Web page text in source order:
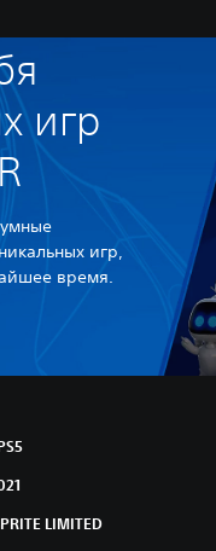
игр
игр,
время.
LIMITED